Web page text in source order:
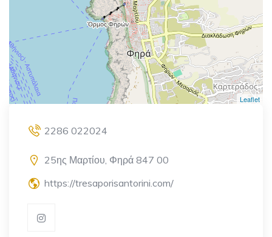
Leaflet
2286 022024
25ης Μαρτίου, Φηρά 847 00
https://tresaporisantorini.com/